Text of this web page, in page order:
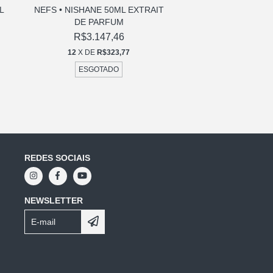
NEFS • NISHANE 50ML EXTRAIT
DE PARFUM
R$3.147,46
12 X DER$323,77
ESGOTADO
REDES SOCIAIS
NEWSLETTER